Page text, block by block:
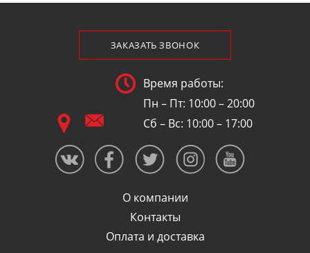
ЗАКАЗАТЬ ЗВОНОК
Время работы:
Пн – Пт: 10:00 – 20:00
Сб – Вс: 10:00 – 17:00
О компании
Контакты
Оплата и доставка